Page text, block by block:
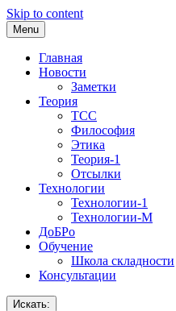
Skip to content
Menu
Главная
Новости
Заметки
Теория
ТСС
Философия
Этика
Теория-1
Отсылки
Технологии
Технологии-1
Технологии-М
ДоБРо
Обучение
Школа складности
Консультации
Искать: